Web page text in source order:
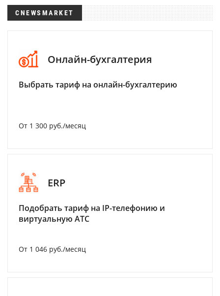
CNEWSMARKET
Онлайн-бухгалтерия
Выбрать тариф на онлайн-бухгалтерию
От 1 300 руб./месяц
ERP
Подобрать тариф на IP-телефонию и
виртуальную АТС
От 1 046 руб./месяц